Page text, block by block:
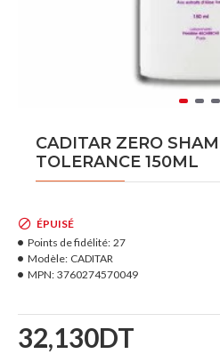
CADITAR ZERO
TOLERANCE 150ML
32,130DT
ÉPUISÉ
Points de fidélité: 27
Modèle: CADITAR
MPN: 3760274570049